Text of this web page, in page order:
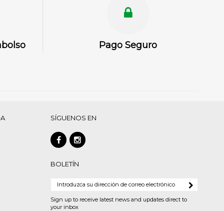
Pago Seguro
SÍGUENOS EN
BOLETÍN
Sign up to receive latest news and updates direct to
your inbox